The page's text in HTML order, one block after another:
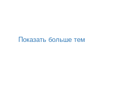
Показать больше тем